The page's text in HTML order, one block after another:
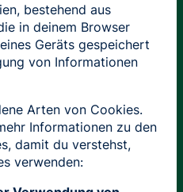
bestehend aus
in deinem Browser
Geräts gespeichert
von Informationen
Arten von Cookies.
Informationen zu den
damit du verstehst,
verwenden: